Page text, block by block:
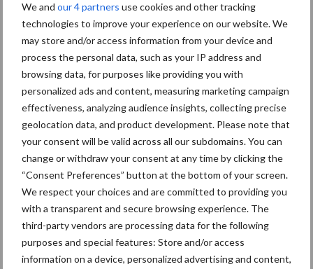
We and our 4 partners use cookies and other tracking
technologies to improve your experience on our website. We
may store and/or access information from your device and
process the personal data, such as your IP address and
browsing data, for purposes like providing you with
personalized ads and content, measuring marketing campaign
effectiveness, analyzing audience insights, collecting precise
geolocation data, and product development. Please note that
your consent will be valid across all our subdomains. You can
change or withdraw your consent at any time by clicking the
“Consent Preferences” button at the bottom of your screen.
We respect your choices and are committed to providing you
with a transparent and secure browsing experience. The
third-party vendors are processing data for the following
purposes and special features: Store and/or access
information on a device, personalized advertising and content,
het Malieveld. Boeren die nu nog aankomen worden verwezen
naar de Leidsestraatweg of het Stadion.
Malieveld #boerenprotestpic.twitter.com/b8ouosfT7F
— Henk Brink (@henk_brink)October 1, 2019
11.30 uur
alle trekkers moeten naar een goede plek begeleid worden. Er zijn
meerdere bussen ingezet om de boeren naar het Malieveld te
brengen.